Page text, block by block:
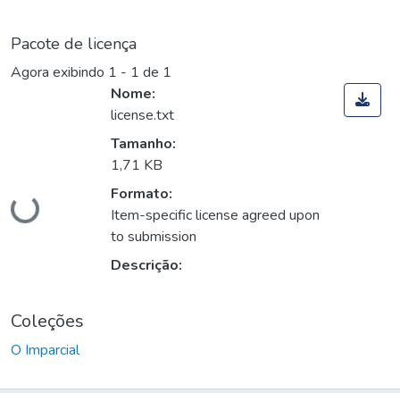
Pacote de licença
Agora exibindo 1 - 1 de 1
Carregando...
Nome:
license.txt
Tamanho:
1,71 KB
Formato:
Item-specific license agreed upon
to submission
Descrição:
Coleções
O Imparcial